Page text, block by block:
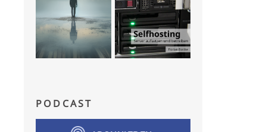
PODCAST